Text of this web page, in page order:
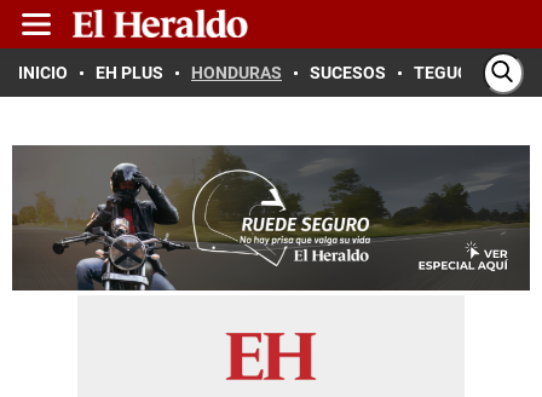
INICIO EH PLUS HONDURAS SUCESOS TEGUCIGALPA